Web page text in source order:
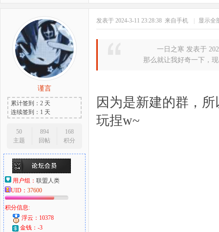
谨言
累计签到：2 天
连续签到：1 天
50
主题
894
回帖
168
积分
用户组： 联盟人类
UID： 37600
积分信息:
浮云：10378
金钱：-3
发表于 2024-3-11 23:28:38 来自手机 显示全
一日之寒 发表于
那么就让我好奇一下，
因为是新建的群，
玩捏w~